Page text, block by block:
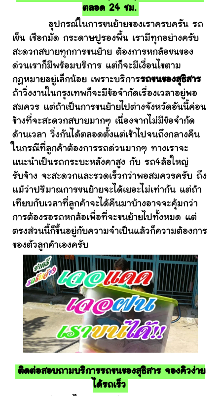
ตลอด 24 ชม.
อุปกรณ์ในการขนย้ายของเราครบครัน รถ
เข็น เชือกมัด กระดาษปูรองพื้น เรามีทุกอย่างครับ
สะดวกสบายทุกการขนย้าย ต้องการหกล้อขนของ
ด่วนเราก็มีพร้อมบริการ แต่ก็จะมีเงื่อนไขตาม
กฎหมายอยู่เล็กน้อย เพราะบริการรถขนของสุธิสาร
ถ้าวิ่งงานในกรุงเทพก็จะมีข้อจำกัดเรื่องเวลาอยู่พอ
สมควร แต่ถ้าเป็นการขนย้ายไปต่างจังหวัดอันนี้ค่อน
ข้างที่จะสะดวกสบายมากๆ เนื่องจากไม่มีข้อจำกัด
ด้านเวลา วิ่งกันได้ตลอดตั้งแต่เช้าไปจนถึงกลางคืน
ในกรณีที่ลูกค้าต้องการรถด่วนมากๆ ทางเราจะ
แนะนำเป็นรถกระบะหลังคาสูง กับ รถ4ล้อใหญ่
รับจ้าง จะสะดวกและรวดเร็วกว่าพอสมควรครับ ถึง
แม้ว่าปริมาณการขนย้ายจะได้เยอะไม่เท่ากัน แต่ถ้า
เทียบกับเวลาที่ลูกค้าจะได้คืนมาบ้างอาจจะคุ้มกว่า
การต้องรอรถหกล้อเพื่อที่จะขนย้ายไปทั้งหมด แต่
ตรงส่วนนี้ก็ขึ้นอยู่กับความจำเป็นแล้วก็ความต้องการ
ของตัวลูกค้าเองครับ
ติดต่อสอบถามบริการรถขนของสุธิสาร จองคิวง่าย
ได้รถเร็ว